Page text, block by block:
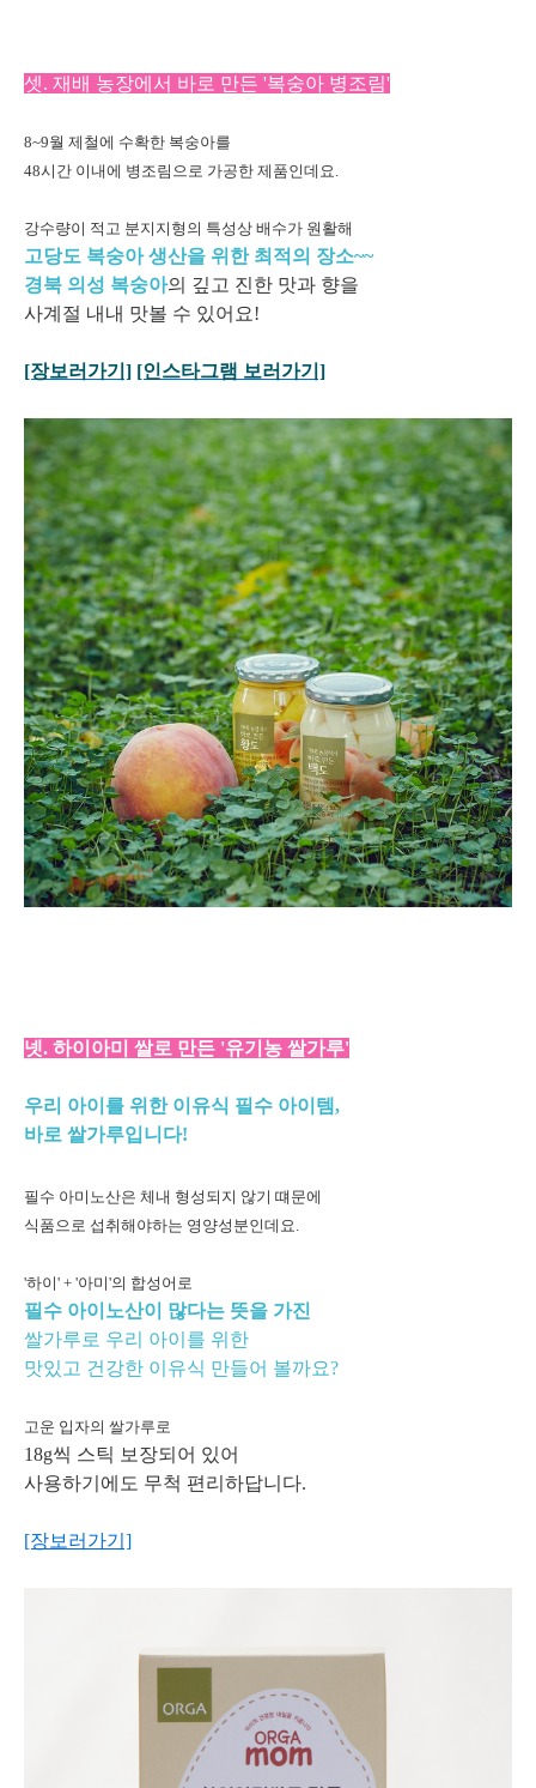
셋. 재배 농장에서 바로 만든 '복숭아 병조림'
8~9월 제철에 수확한 복숭아를
48시간 이내에 병조림으로 가공한 제품인데요.
강수량이 적고 분지지형의 특성상 배수가 원활해
고당도 복숭아 생산을 위한 최적의 장소~~
경북 의성 복숭아의 깊고 진한 맛과 향을
사계절 내내 맛볼 수 있어요!
[장보러가기] [인스타그램 보러가기]
넷. 하이아미 쌀로 만든 '유기농 쌀가루'
우리 아이를 위한 이유식 필수 아이템,
바로 쌀가루입니다!
필수 아미노산은 체내 형성되지 않기 떄문에
식품으로 섭취해야하는 영양성분인데요.
'하이' + '아미'의 합성어로
필수 아이노산이 많다는 뜻을 가진
쌀가루로 우리 아이를 위한
맛있고 건강한 이유식 만들어 볼까요?
고운 입자의 쌀가루로
18g씩 스틱 보장되어 있어
사용하기에도 무척 편리하답니다.
[장보러가기]